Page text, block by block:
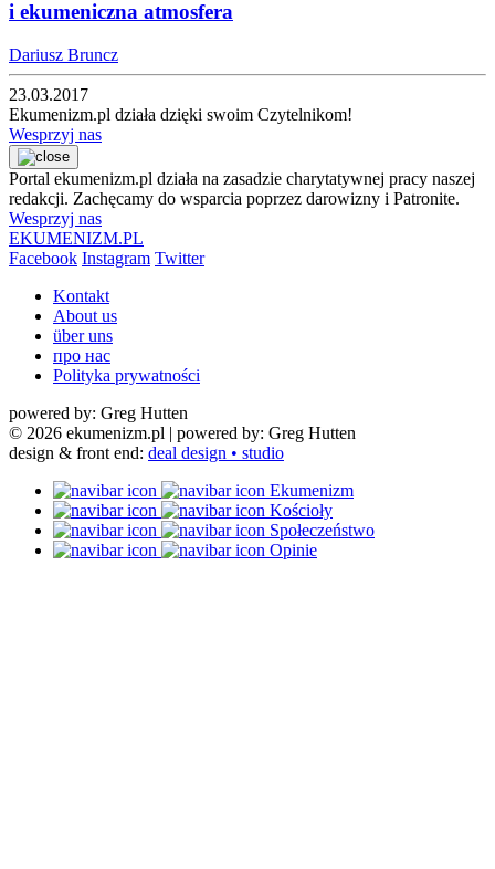
i ekumeniczna atmosfera
Dariusz Bruncz
23.03.2017
Ekumenizm.pl działa dzięki swoim Czytelnikom!
Wesprzyj nas
Portal ekumenizm.pl działa na zasadzie charytatywnej pracy naszej
redakcji. Zachęcamy do wsparcia poprzez darowizny i Patronite.
Wesprzyj nas
EKUMENIZM.PL
Facebook Instagram Twitter
Kontakt
About us
über uns
про нас
Polityka prywatności
powered by: Greg Hutten
© 2026 ekumenizm.pl | powered by: Greg Hutten
design & front end: deal design • studio
Ekumenizm
Kościoły
Społeczeństwo
Opinie